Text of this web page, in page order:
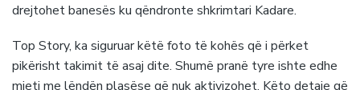
drejtohet banesës ku qëndronte shkrimtari Kadare.
Top Story, ka siguruar këtë foto të kohës që i përket
pikërisht takimit të asaj dite. Shumë pranë tyre ishte edhe
mjeti me lëndën plasëse që nuk aktivizohet. Këto detaje që